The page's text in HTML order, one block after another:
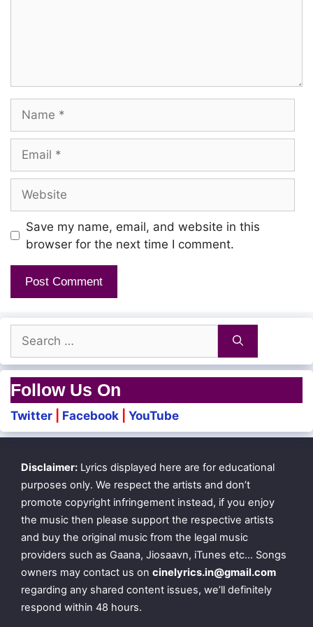
Save my name, email, and website in this
browser for the next time I comment.
for:
Follow Us On
Twitter Facebook YouTube
Disclaimer: Lyrics displayed here are for educational
purposes only. We respect the artists and don’t
promote copyright infringement instead, if you enjoy
the music then please support the respective artists
and buy the original music from the legal music
providers such as Gaana, Jiosaavn, iTunes etc… Songs
owners may contact us on cinelyrics.in@gmail.com
regarding any shared content issues, we’ll definitely
respond within 48 hours.